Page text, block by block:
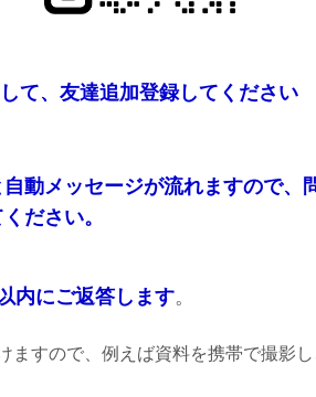
て、友達追加登録してください
動メッセージが流れますので、
さい。
内にご返答します。
ますので、例えば資料を携帯で撮影